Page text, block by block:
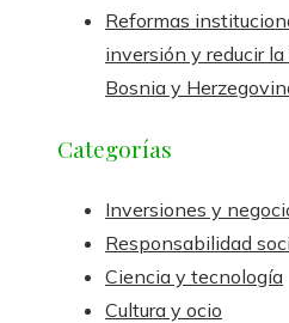
Reformas
inversión y reducir
Bosnia y
Categorías
Inversiones y
Responsabilidad
Ciencia y tecnología
Cultura y ocio